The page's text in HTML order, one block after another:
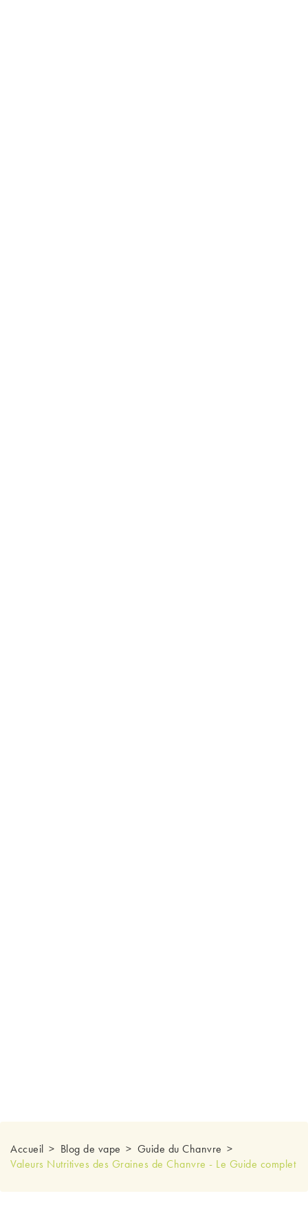
Accueil Blog de vape
Guide du Chanvre
Valeurs Nutritives des Graines de Chanvre - Le Guide complet